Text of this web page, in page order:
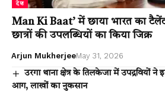
देश
Man Ki Baat’ में छाया भारत का
छात्रों की उपलब्धियों का किया जिक्र
Arjun MukherjeeMay 31, 2026
उरगा थाना क्षेत्र के तिलकेजा में उपद्रवियों
आग, लाखों का नुकसान